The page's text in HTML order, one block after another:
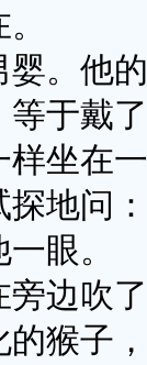
他的
于戴
坐在
地问：
眼。
吹了
猴子